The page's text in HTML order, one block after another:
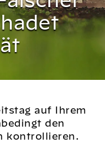
auf Ihrem
den
kontrollieren.